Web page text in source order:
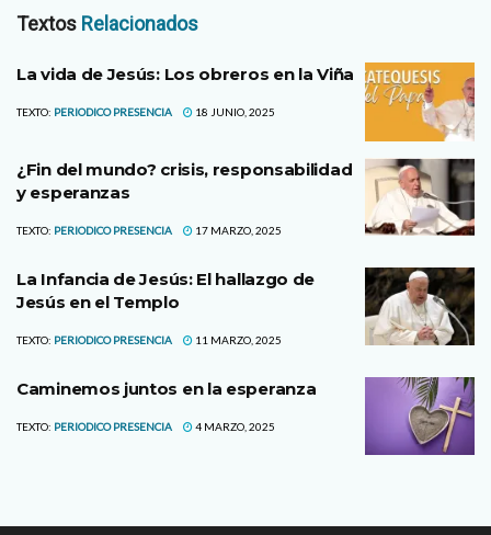
Textos Relacionados
La vida de Jesús: Los obreros en la Viña
TEXTO: PERIODICO PRESENCIA 18 JUNIO, 2025
¿Fin del mundo? crisis, responsabilidad
y esperanzas
TEXTO: PERIODICO PRESENCIA 17 MARZO, 2025
La Infancia de Jesús: El hallazgo de
Jesús en el Templo
TEXTO: PERIODICO PRESENCIA 11 MARZO, 2025
Caminemos juntos en la esperanza
TEXTO: PERIODICO PRESENCIA 4 MARZO, 2025